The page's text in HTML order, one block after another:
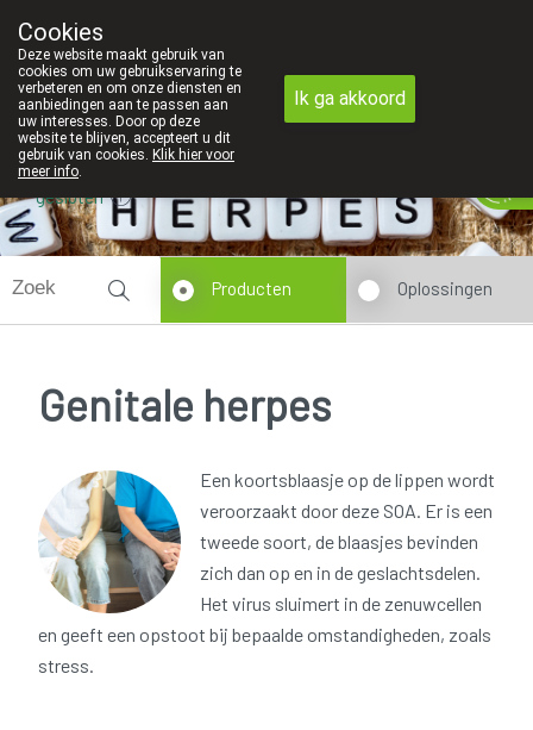
011/34 04 04
gesloten
Producten Oplossingen
Genitale herpes
Een koortsblaasje op de lippen wordt
veroorzaakt door deze SOA. Er is een
tweede soort, de blaasjes bevinden
zich dan op en in de geslachtsdelen.
Het virus sluimert in de zenuwcellen
en geeft een opstoot bij bepaalde omstandigheden, zoals
stress.
Cookies
Deze website maakt gebruik van
cookies om uw gebruikservaring te
verbeteren en om onze diensten en
aanbiedingen aan te passen aan
uw interesses. Door op deze
website te blijven, accepteert u dit
gebruik van cookies. Klik hier voor
meer info.
Ik ga akkoord